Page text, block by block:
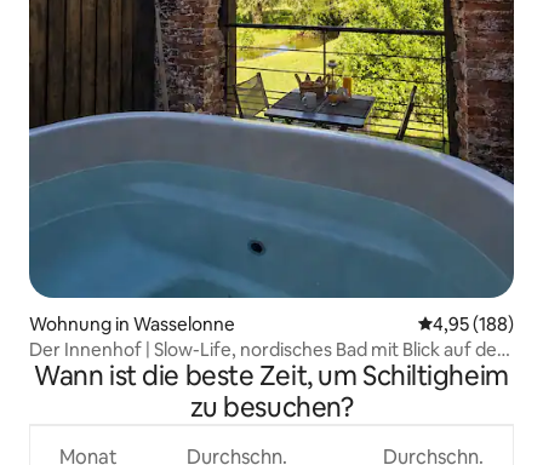
Wohnung in Wasselonne
4,95 (188)
Der Innenhof | Slow-Life, nordisches Bad mit Blick auf den
Fluss
Wann ist die beste Zeit, um Schiltigheim
zu besuchen?
Monat Durchschn. Durchschn.